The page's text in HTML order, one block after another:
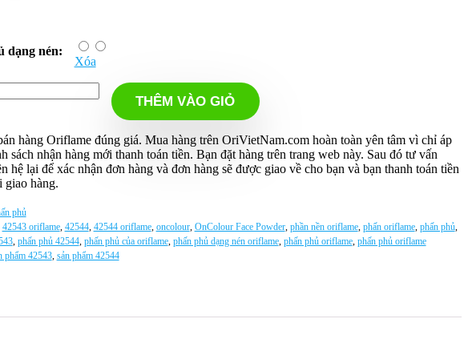
dạng nén:
Xóa
THÊM VÀO GIỎ
hàng Oriflame đúng giá. Mua hàng trên OriVietNam.com hoàn toàn yên tâm vì chỉ áp
sách nhận hàng mới thanh toán tiền. Bạn đặt hàng trên trang web này. Sau đó tư vấn
hệ lại để xác nhận đơn hàng và đơn hàng sẽ được giao về cho bạn và bạn thanh toán tiền
giao hàng.
phủ
42543 oriflame, 42544, 42544 oriflame, oncolour, OnColour Face Powder, phần nền oriflame, phấn oriflame, phấn phủ,
, phấn phủ 42544, phấn phủ của oriflame, phấn phủ dạng nén oriflame, phấn phủ oriflame, phấn phủ oriflame
phẩm 42543, sản phẩm 42544